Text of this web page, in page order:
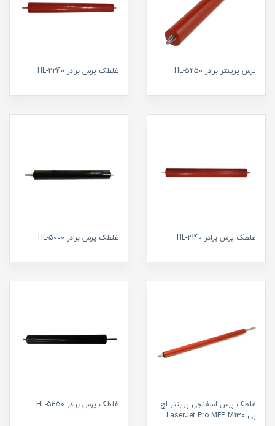
پرس پرینتر برادر HL-5250 غلطک پرس برادر HL-2240
غلطک پرس برادر HL-2140 غلطک پرس برادر HL-5000
غلطک پرس اسفنجی پرینتر اچ
پی LaserJet Pro MFP M130
غلطک پرس برادر HL-5450